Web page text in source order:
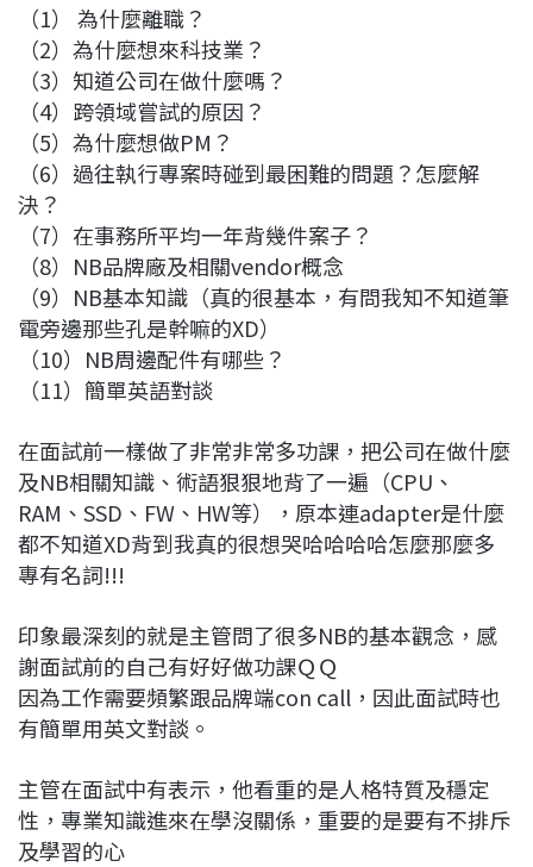
（1） 為什麼離職？
（2）為什麼想來科技業？
（3）知道公司在做什麼嗎？
（4）跨領域嘗試的原因？
（5）為什麼想做PM？
（6）過往執行專案時碰到最困難的問題？怎麼解
決？
（7）在事務所平均一年背幾件案子？
（8）NB品牌廠及相關vendor概念
（9）NB基本知識（真的很基本，有問我知不知道筆
電旁邊那些孔是幹嘛的XD）
（10）NB周邊配件有哪些？
（11）簡單英語對談
在面試前一樣做了非常非常多功課，把公司在做什麼
及NB相關知識、術語狠狠地背了一遍（CPU、
RAM、SSD、FW、HW等），原本連adapter是什麼
都不知道XD背到我真的很想哭哈哈哈哈怎麼那麼多
專有名詞!!!
印象最深刻的就是主管問了很多NB的基本觀念，感
謝面試前的自己有好好做功課ＱＱ
因為工作需要頻繁跟品牌端con call，因此面試時也
有簡單用英文對談。
主管在面試中有表示，他看重的是人格特質及穩定
性，專業知識進來在學沒關係，重要的是要有不排斥
及學習的心